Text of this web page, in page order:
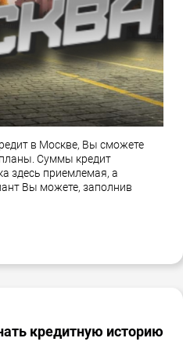
в Москве, Вы сможете
Суммы кредит
здесь приемлемая, а
Вы можете, заполнив
кредитную историю